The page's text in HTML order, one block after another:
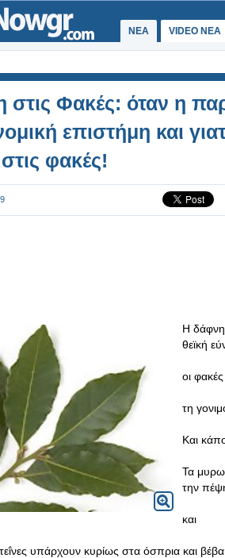
ΝΕΑ VIDEO NEA
στις Φακές: όταν η
επιστήμη και
φακές!
Η δάφνη
θεϊκή
οι
τη
Και
Τα
την
και
υπάρχουν κυρίως στα όσπρια και